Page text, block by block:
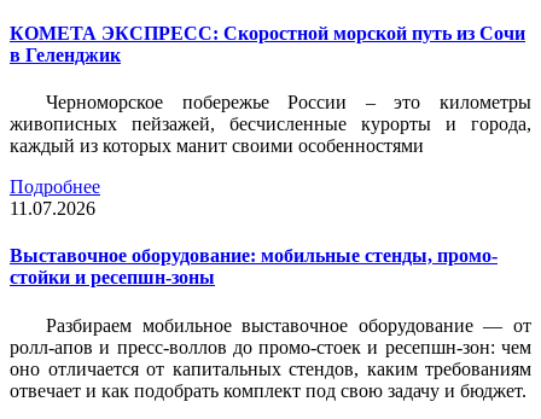
КОМЕТА ЭКСПРЕСС: Скоростной морской путь из Сочи
в Геленджик
Черноморское побережье России – это километры
живописных пейзажей, бесчисленные курорты и города,
каждый из которых манит своими особенностями
Подробнее
11.07.2026
Выставочное оборудование: мобильные стенды, промо-
стойки и ресепшн-зоны
Разбираем мобильное выставочное оборудование — от
ролл-апов и пресс-воллов до промо-стоек и ресепшн-зон: чем
оно отличается от капитальных стендов, каким требованиям
отвечает и как подобрать комплект под свою задачу и бюджет.